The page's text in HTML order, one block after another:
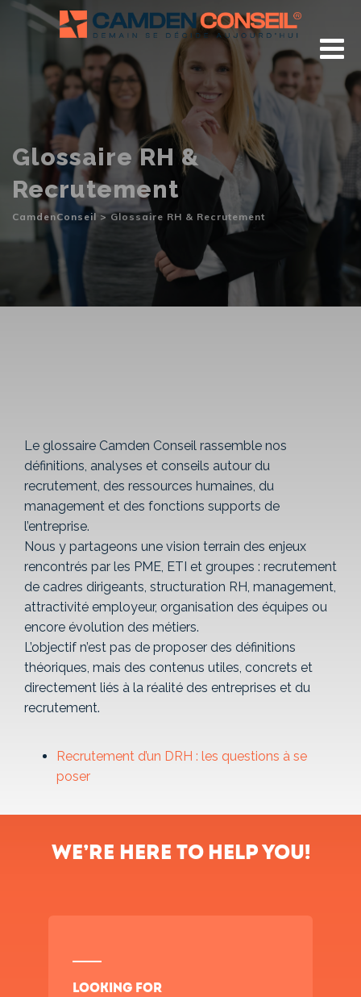
Glossaire RH &
Recrutement
CamdenConseil>Glossaire RH & Recrutement
Le glossaire Camden Conseil rassemble nos
définitions, analyses et conseils autour du
recrutement, des ressources humaines, du
management et des fonctions supports de
l’entreprise.
Nous y partageons une vision terrain des enjeux
rencontrés par les PME, ETI et groupes : recrutement
de cadres dirigeants, structuration RH, management,
attractivité employeur, organisation des équipes ou
encore évolution des métiers.
L’objectif n’est pas de proposer des définitions
théoriques, mais des contenus utiles, concrets et
directement liés à la réalité des entreprises et du
recrutement.
Recrutement d’un DRH : les questions à se
poser
We’re here to help you!
Looking for